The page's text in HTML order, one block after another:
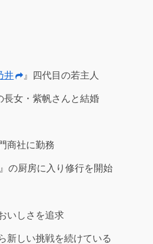
井 』四代目の若主人
長女・紫帆さんと結婚
商社に勤務
の厨房に入り修行を開始
いしさを追求
新しい挑戦を続けている